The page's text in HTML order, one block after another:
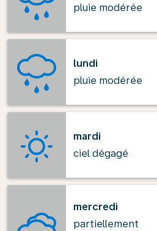
pluie modérée
lundi
pluie modérée
mardi
ciel dégagé
mercredi
partiellement